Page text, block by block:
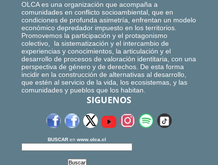
OLCA es una organización que acompaña a
comunidades en conflicto socioambiental, que en
condiciones de profunda asimetría, enfrentan un modelo
económico depredador impuesto en los territorios.
Promovemos la participación y el protagonismo
colectivo, la sistematización y el intercambio de
experiencias y conocimientos, la articulación y el
desarrollo de procesos de valoración identitaria, con una
perspectiva de género y de derechos. De esta forma
incidir en la construcción de alternativas al desarrollo,
que estén al servicio de la vida, los ecosistemas, y las
comunidades y pueblos que los habitan.
SIGUENOS
BUSCAR en www.olca.cl